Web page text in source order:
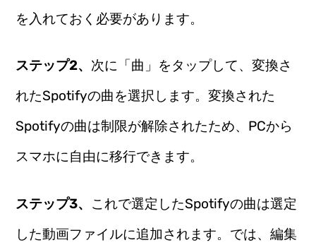
を入れておく必要があります。
ステップ2、 次に「曲」をタップして、変換さ
れたSpotifyの曲を選択します。変換された
Spotifyの曲は制限が解除されたため、PCから
スマホに自由に移行できます。
ステップ3、 これで選定したSpotifyの曲は選定
した動画ファイルに追加されます。では、編集